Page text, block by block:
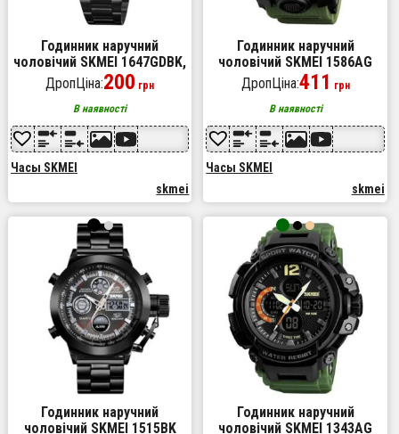
Годинник наручний
чоловічий SKMEI 1647GDBK,
фірмовий спортивний
годинник, оригінальний
чоловічий годинник
ДропЦіна:200 грн
В наявності
Часы SKMEI
skmei
Годинник наручний
чоловічий SKMEI 1586AG
ARMY GREEN, чоловічий
армійський водостійкий
тактичний. Колір: зелений
ДропЦіна:411 грн
В наявності
Часы SKMEI
skmei
Годинник наручний
чоловічий SKMEI 1515BK
Годинник наручний
чоловічий SKMEI 1343AG